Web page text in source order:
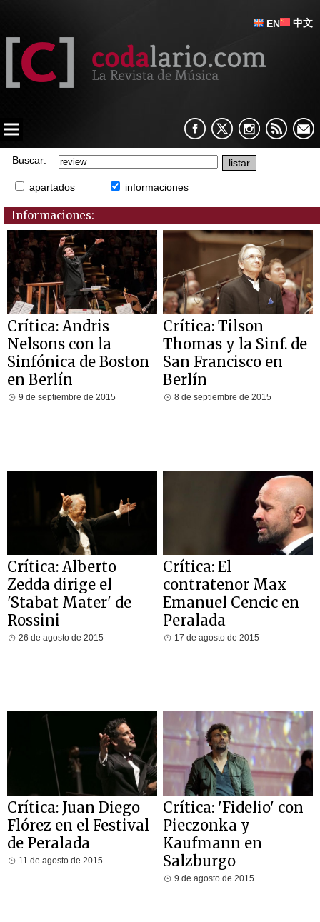
EN 中文
Buscar:
apartados informaciones
Informaciones:
Crítica: Andris
Nelsons con la
Sinfónica de Boston
en Berlín
9 de septiembre de 2015
Crítica: Tilson
Thomas y la Sinf. de
San Francisco en
Berlín
8 de septiembre de 2015
Crítica: Alberto
Zedda dirige el
'Stabat Mater' de
Rossini
26 de agosto de 2015
Crítica: El
contratenor Max
Emanuel Cencic en
Peralada
17 de agosto de 2015
Crítica: Juan Diego
Flórez en el Festival
de Peralada
11 de agosto de 2015
Crítica: 'Fidelio' con
Pieczonka y
Kaufmann en
Salzburgo
9 de agosto de 2015